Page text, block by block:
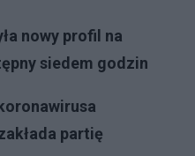
nowy profil na
siedem godzin
partię